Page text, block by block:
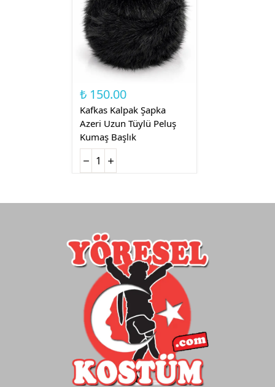
₺ 150.00
Kafkas Kalpak Şapka
Azeri Uzun Tüylü Peluş
Kumaş Başlık